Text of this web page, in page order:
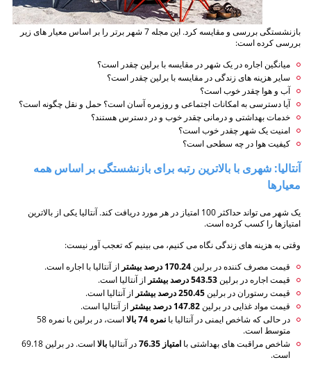
بازنشستگی بررسی و مقایسه کرد. این مجله 7 شهر برتر را بر اساس معیار های زیر
بررسی کرده است:
میانگین اجاره در یک شهر در مقایسه با برلین چقدر است؟
سایر هزینه های زندگی در مقایسه با برلین چقدر است؟
آب و هوا چقدر خوب است؟
آیا دسترسی به امکانات اجتماعی و روزمره آسان است؟ حمل و نقل چگونه است؟
خدمات بهداشتی و درمانی چقدر خوب و در دسترس هستند؟
امنیت یک شهر چقدر خوب است؟
کیفیت هوا در چه سطحی است؟
آنتالیا: شهری با بالاترین رتبه برای بازنشستگی بر اساس همه
معیارها
یک شهر می تواند حداکثر 100 امتیاز در هر مورد دریافت کند. آنتالیا یکی از بالاترین
امتیازها را کسب کرده است.
وقتی به هزینه های زندگی نگاه می کنیم، می بینیم که تعجب آور نیست:
قیمت مصرف کننده در برلین
از آنتالیا با اجاره است.
قیمت اجاره در برلین
از آنتالیا است.
قیمت رستوران در برلین250.45 درصد بیشتر
از آنتالیا است.
قیمت مواد غذایی در برلین147.82 درصد بیشتر
از آنتالیا است.
در حالی که شاخص ایمنی در آنتالیا با نمره 74 بالا
است، در برلین با نمره 58
متوسط است.
شاخص مراقبت های بهداشتی با امتیاز 76.35 در آنتالیا بالا
است. در برلین 69.18
است.